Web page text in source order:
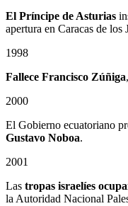
El Príncipe de Asturias
apertura en Caracas de los
1998
Fallece Francisco Zúñiga
2000
El Gobierno ecuatoriano
Gustavo Noboa.
2001
Las tropas israelíes
la Autoridad Nacional